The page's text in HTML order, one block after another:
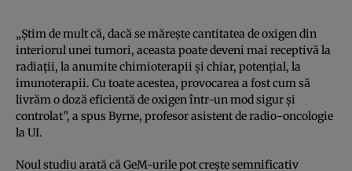
„Știm de mult că, dacă se mărește cantitatea de oxigen din
interiorul unei tumori, aceasta poate deveni mai receptivă la
radiații, la anumite chimioterapii și chiar, potențial, la
imunoterapii. Cu toate acestea, provocarea a fost cum să
livrăm o doză eficientă de oxigen într-un mod sigur și
controlat”, a spus Byrne, profesor asistent de radio-oncologie
la UI.
Noul studiu arată că GeM-urile pot crește semnificativ